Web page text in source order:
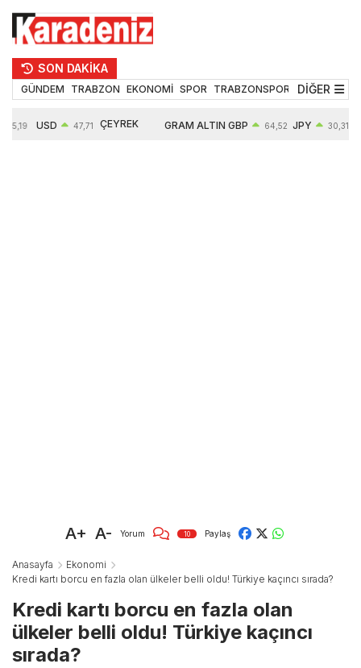
SON DAKİKA
GÜNDEM TRABZON EKONOMİ SPOR TRABZONSPOR TEKNOLOJİ
DİĞER
55,19 USD 47,71 ÇEYREK GRAM ALTIN GBP 64,52 JPY 30,31
A+ A- Yorum 10 Paylaş
Anasayfa
Ekonomi
Kredi kartı borcu en fazla olan ülkeler belli oldu! Türkiye kaçıncı sırada?
Kredi kartı borcu en fazla olan
ülkeler belli oldu! Türkiye kaçıncı
sırada?